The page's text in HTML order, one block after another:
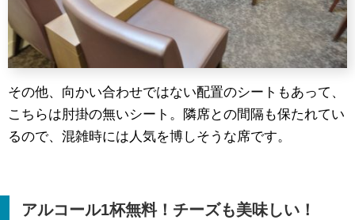
その他、向かい合わせではない配置のシートもあって、
こちらは肘掛の無いシート。隣席との間隔も保たれてい
るので、混雑時には人気を博しそうな席です。
アルコール1杯無料！チーズも美味しい！